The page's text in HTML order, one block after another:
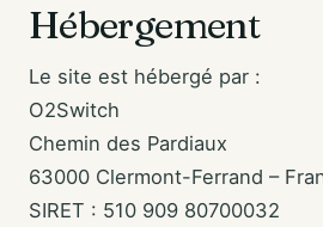
Hébergement
Le site est hébergé par :
O2Switch
Chemin des Pardiaux
63000 Clermont-Ferrand –
SIRET : 510 909 80700032